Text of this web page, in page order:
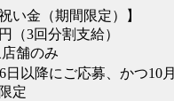
い金（期間限定）】
（3回分割支給）
舗のみ
日以降にご応募、かつ10
定